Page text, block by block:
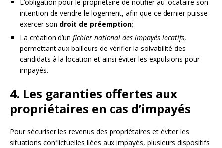
L’obligation pour le propriétaire de notifier au locataire son
intention de vendre le logement, afin que ce dernier puisse
exercer son droit de préemption;
La création d’un fichier national des impayés locatifs,
permettant aux bailleurs de vérifier la solvabilité des
candidats à la location et ainsi éviter les expulsions pour
impayés.
4. Les garanties offertes aux
propriétaires en cas d’impayés
Pour sécuriser les revenus des propriétaires et éviter les
situations conflictuelles liées aux impayés, plusieurs dispositifs